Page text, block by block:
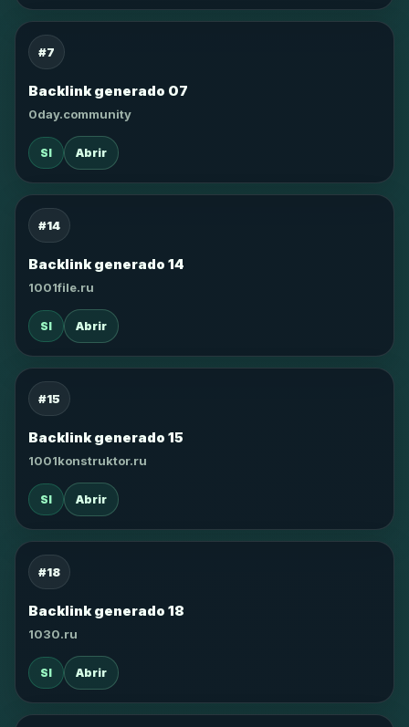
#7
Backlink generado 07
0day.community
SI Abrir
#14
Backlink generado 14
1001file.ru
SI Abrir
#15
Backlink generado 15
1001konstruktor.ru
SI Abrir
#18
Backlink generado 18
1030.ru
SI Abrir